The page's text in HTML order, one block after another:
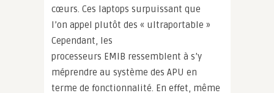
cœurs. Ces laptops surpuissant que
l’on appel plutôt des « ultraportable »
Cependant, les
processeurs EMIB ressemblent à s’y
méprendre au système des APU en
terme de fonctionnalité. En effet, même